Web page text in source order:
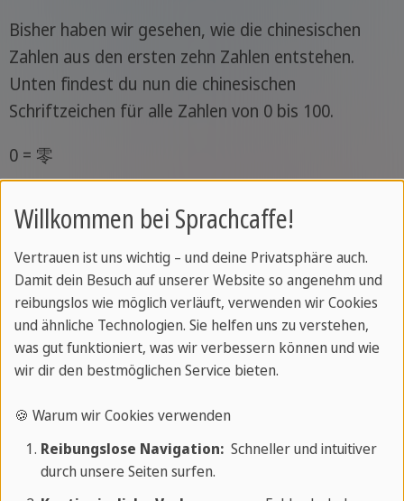
Bisher haben wir gesehen, wie die chinesischen
Zahlen aus den ersten zehn Zahlen entstehen.
Unten findest du nun die chinesischen
Schriftzeichen für alle Zahlen von 0 bis 100.
0 = 零
3 = 三
4 = 四
5 = 五
6 = 六
7 = 七
Willkommen bei Sprachcaffe!
Vertrauen ist uns wichtig – und deine Privatsphäre auch.
Damit dein Besuch auf unserer Website so angenehm und
reibungslos wie möglich verläuft, verwenden wir Cookies
und ähnliche Technologien. Sie helfen uns zu verstehen,
was gut funktioniert, was wir verbessern können und wie
wir dir den bestmöglichen Service bieten.
🍪 Warum wir Cookies verwenden
Reibungslose Navigation:Schneller und intuitiver
durch unsere Seiten surfen.